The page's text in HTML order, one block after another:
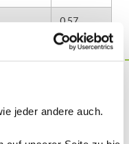
jeder andere auch.
0.57
VERRINGERN: